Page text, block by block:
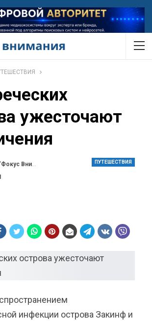
ужесточают
ПУТЕШЕСТВИЯ
Внимания"
инфекции острова Закинф и